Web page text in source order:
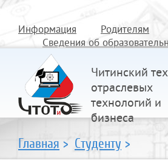
Информация Родителям
Сведения об
Читинский
отраслевых
технологий и
бизнеса
Главная > Студенту >